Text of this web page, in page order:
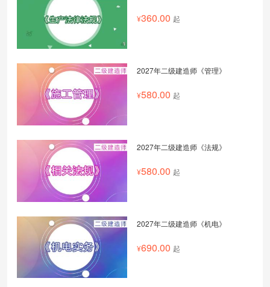
360.00 起
2027年二级建造师《管理》
580.00 起
2027年二级建造师《法规》
580.00 起
2027年二级建造师《机电》
690.00 起